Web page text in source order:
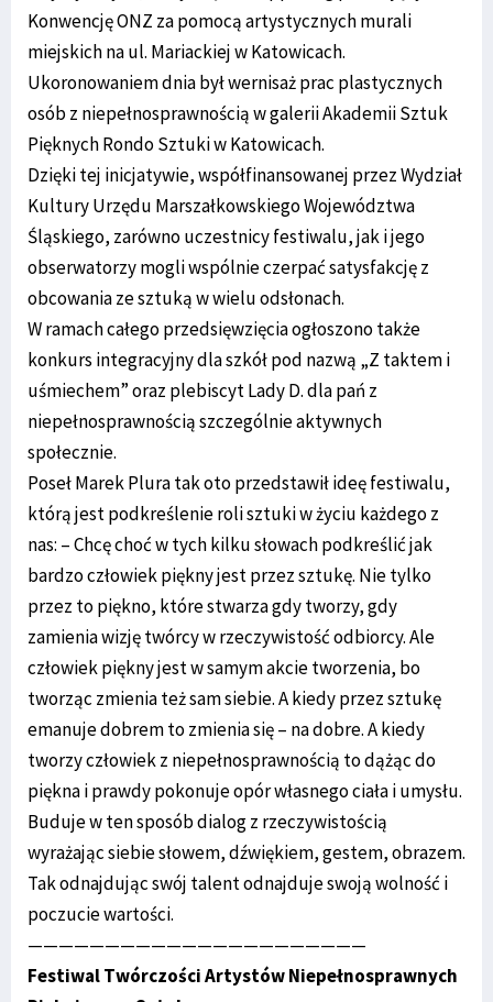
Konwencję ONZ za pomocą artystycznych murali
miejskich na ul. Mariackiej w Katowicach.
Ukoronowaniem dnia był wernisaż prac plastycznych
osób z niepełnosprawnością w galerii Akademii Sztuk
Pięknych Rondo Sztuki w Katowicach.
Dzięki tej inicjatywie, współfinansowanej przez Wydział
Kultury Urzędu Marszałkowskiego Województwa
Śląskiego, zarówno uczestnicy festiwalu, jak i jego
obserwatorzy mogli wspólnie czerpać satysfakcję z
obcowania ze sztuką w wielu odsłonach.
W ramach całego przedsięwzięcia ogłoszono także
konkurs integracyjny dla szkół pod nazwą „Z taktem i
uśmiechem” oraz plebiscyt Lady D. dla pań z
niepełnosprawnością szczególnie aktywnych
społecznie.
Poseł Marek Plura tak oto przedstawił ideę festiwalu,
którą jest podkreślenie roli sztuki w życiu każdego z
nas: – Chcę choć w tych kilku słowach podkreślić jak
bardzo człowiek piękny jest przez sztukę. Nie tylko
przez to piękno, które stwarza gdy tworzy, gdy
zamienia wizję twórcy w rzeczywistość odbiorcy. Ale
człowiek piękny jest w samym akcie tworzenia, bo
tworząc zmienia też sam siebie. A kiedy przez sztukę
emanuje dobrem to zmienia się – na dobre. A kiedy
tworzy człowiek z niepełnosprawnością to dążąc do
piękna i prawdy pokonuje opór własnego ciała i umysłu.
Buduje w ten sposób dialog z rzeczywistością
wyrażając siebie słowem, dźwiękiem, gestem, obrazem.
Tak odnajdując swój talent odnajduje swoją wolność i
poczucie wartości.
——————————————————————
Festiwal Twórczości Artystów Niepełnosprawnych